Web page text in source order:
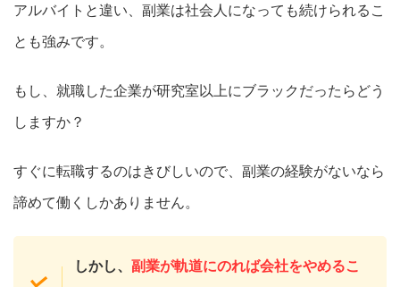
アルバイトと違い、 副業は社会人になっても続けられるこ
とも強みです。
もし、就職した企業が研究室以上にブラックだったらどう
しますか？
すぐに転職するのはきびしいので、副業の経験がないなら
諦めて働くしかありません。
しかし、 副業が軌道にのれば会社をやめるこ